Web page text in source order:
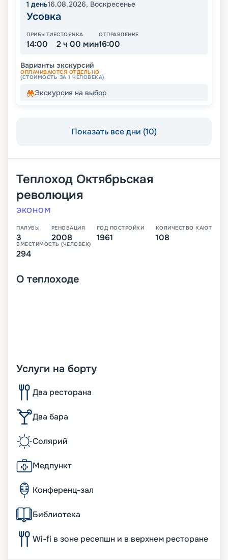
1 день16.08.2026, Воскресенье
Усовка
ПРИБЫТИЕ
14:00
СТОЯНКА
2 ч 00 мин
ОТПРАВЛЕНИЕ
16:00
Варианты экскурсий
ОПЛАЧИВАЮТСЯ ОТДЕЛЬНО
(СТОИМОСТЬ ЗА 1 ЧЕЛОВЕКА)
Экскурсия на выбор
Показать все дни (10)
Теплоход Октябрьская
революция
ЭКОНОМ
ПАЛУБЫ
3
РЕНОВАЦИЯ
2008
ГОД ПОСТРОЙКИ
1961
КОЛИЧЕСТВО КАЮТ
108
ВМЕСТИМОСТЬ (ЧЕЛОВЕК)
294
О теплоходе
Услуги на борту
Два ресторана
Два бара
Солярий
Медпункт
Конференц-зал
Библиотека
Wi-fi в зоне ресепшн и в верхнем ресторане